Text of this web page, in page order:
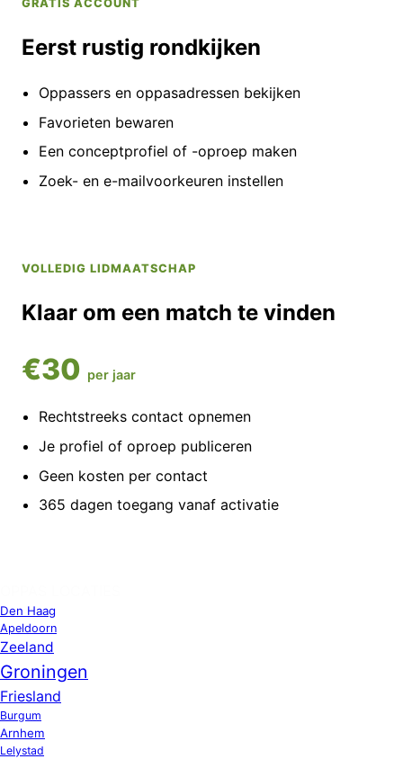
GRATIS ACCOUNT
Eerst rustig rondkijken
Oppassers en oppasadressen bekijken
Favorieten bewaren
Een conceptprofiel of -oproep maken
Zoek- en e-mailvoorkeuren instellen
VOLLEDIG LIDMAATSCHAP
Klaar om een match te vinden
€30 per jaar
Rechtstreeks contact opnemen
Je profiel of oproep publiceren
Geen kosten per contact
365 dagen toegang vanaf activatie
Den Haag
Apeldoorn
Zeeland
Groningen
Friesland
Burgum
Arnhem
Lelystad